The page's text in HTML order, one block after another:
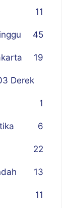
11
45
19
Derek
1
6
22
13
11